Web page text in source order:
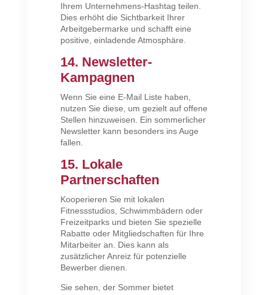
Ihrem Unternehmens-Hashtag teilen.
Dies erhöht die Sichtbarkeit Ihrer
Arbeitgebermarke und schafft eine
positive, einladende Atmosphäre.
14. Newsletter-
Kampagnen
Wenn Sie eine E-Mail Liste haben,
nutzen Sie diese, um gezielt auf offene
Stellen hinzuweisen. Ein sommerlicher
Newsletter kann besonders ins Auge
fallen.
15. Lokale
Partnerschaften
Kooperieren Sie mit lokalen
Fitnessstudios, Schwimmbädern oder
Freizeitparks und bieten Sie spezielle
Rabatte oder Mitgliedschaften für Ihre
Mitarbeiter an. Dies kann als
zusätzlicher Anreiz für potenzielle
Bewerber dienen.
Sie sehen, der Sommer bietet